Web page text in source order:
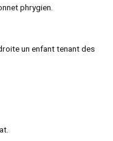
phrygien.
un enfant tenant des